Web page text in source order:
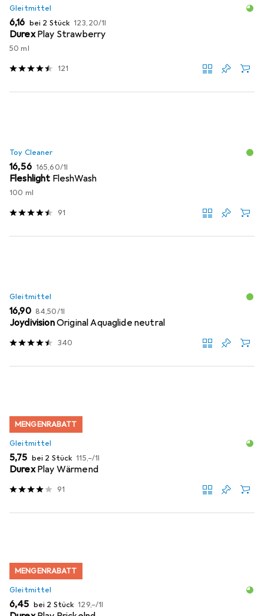
Gleitmittel
EUR
6,16 bei 2 Stück EUR
123,20/1l
Durex Play Strawberry
50 ml
121
Toy Cleaner
EUR
16,56 EUR
165,60/1l
Fleshlight FleshWash
100 ml
91
Gleitmittel
EUR
16,90 EUR
84,50/1l
JoydivisionOriginal Aquaglide neutral
340
MENGENRABATT
Gleitmittel
EUR
5,75 bei 2 Stück EUR
115,–/1l
Durex Play Wärmend
91
MENGENRABATT
Gleitmittel
EUR
6,45 bei 2 Stück EUR
129,–/1l